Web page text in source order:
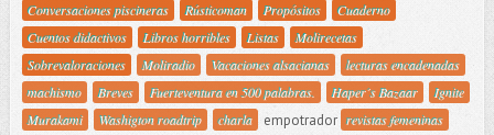
Conversaciones piscineras
Rústicoman Propósitos
Cuaderno
Cuentos didactivos
Libros horribles Listas
Molirecetas
Sobrevaloraciones
Moliradio Vacaciones alsacianas
lecturas encadenadas
machismo
Breves Fuerteventura en 500 palabras. Haper´s Bazaar
Ignite
Murakami
Washigton roadtrip charla empotrador revistas femeninas